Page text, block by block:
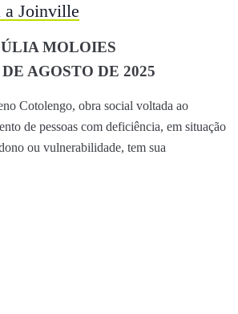
a Joinville
MOLOIES
DE AGOSTO DE 2025
Cotolengo, obra social voltada ao
de pessoas com deficiência, em situação
ou vulnerabilidade, tem sua